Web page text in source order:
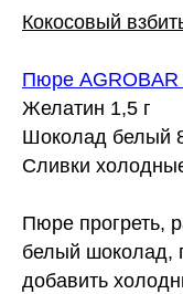
Кокосовый
Пюре AGROBAR
Желатин 1,5 г
Шоколад белый
Сливки
Пюре прогреть,
белый шоколад,
добавить